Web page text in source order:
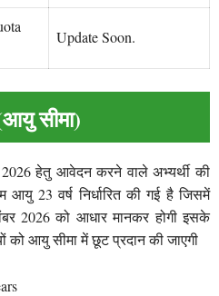
Update Soon.
सीमा)
हेतु आवेदन करने वाले अभ्यर्थी की
23 वर्ष निर्धारित की गई है जिसमें
2026 को आधार मानकर होगी इसके
को आयु सीमा में छूट प्रदान की जाएगी